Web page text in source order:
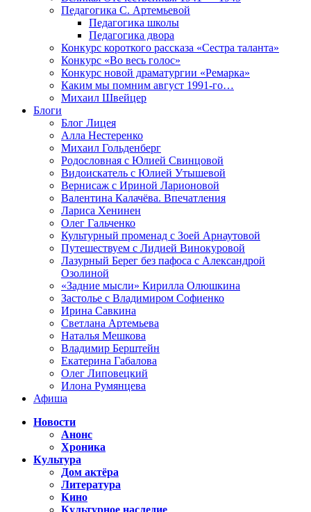
Педагогика С. Артемьевой
Педагогика школы
Педагогика двора
Конкурс короткого рассказа «Сестра таланта»
Конкурс «Во весь голос»
Конкурс новой драматургии «Ремарка»
Каким мы помним август 1991-го…
Михаил Швейцер
Блоги
Блог Лицея
Алла Нестеренко
Михаил Гольденберг
Родословная с Юлией Свинцовой
Видоискатель с Юлией Утышевой
Вернисаж с Ириной Ларионовой
Валентина Калачёва. Впечатления
Лариса Хенинен
Олег Гальченко
Культурный променад с Зоей Арнаутовой
Путешествуем с Лидией Винокуровой
Лазурный Берег без пафоса с Александрой
Озолиной
«Задние мысли» Кирилла Олюшкина
Застолье с Владимиром Софиенко
Ирина Савкина
Светлана Артемьева
Наталья Мешкова
Владимир Берштейн
Екатерина Габалова
Олег Липовецкий
Илона Румянцева
Афиша
Новости
Анонс
Хроника
Культура
Дом актёра
Литература
Кино